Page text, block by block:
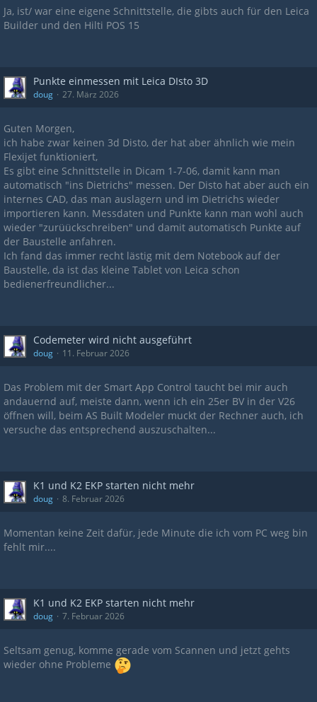
Ja, ist/ war eine eigene Schnittstelle, die gibts auch für den Leica
Builder und den Hilti POS 15
Punkte einmessen mit Leica DIsto 3D
doug 27. März 2026
Guten Morgen,
ich habe zwar keinen 3d Disto, der hat aber ähnlich wie mein
Flexijet funktioniert,
Es gibt eine Schnittstelle in Dicam 1-7-06, damit kann man
automatisch "ins Dietrichs" messen. Der Disto hat aber auch ein
internes CAD, das man auslagern und im Dietrichs wieder
importieren kann. Messdaten und Punkte kann man wohl auch
wieder "zurüückschreiben" und damit automatisch Punkte auf
der Baustelle anfahren.
Ich fand das immer recht lästig mit dem Notebook auf der
Baustelle, da ist das kleine Tablet von Leica schon
bedienerfreundlicher...
Codemeter wird nicht ausgeführt
doug 11. Februar 2026
Das Problem mit der Smart App Control taucht bei mir auch
andauernd auf, meiste dann, wenn ich ein 25er BV in der V26
öffnen will, beim AS Built Modeler muckt der Rechner auch, ich
versuche das entsprechend auszuschalten...
K1 und K2 EKP starten nicht mehr
doug 8. Februar 2026
Momentan keine Zeit dafür, jede Minute die ich vom PC weg bin
fehlt mir....
K1 und K2 EKP starten nicht mehr
doug 7. Februar 2026
Seltsam genug, komme gerade vom Scannen und jetzt gehts
wieder ohne Probleme